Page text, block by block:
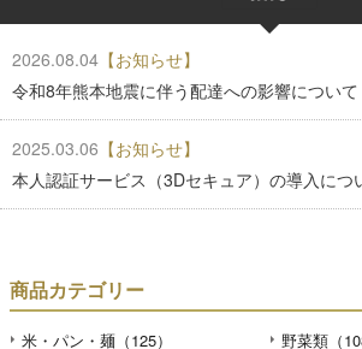
2026.08.04 【お知らせ】
令和8年熊本地震に伴う配達への影響について
2025.03.06 【お知らせ】
本人認証サービス（3Dセキュア）の導入につ
商品カテゴリー
米・パン・麺（125） 野菜類（